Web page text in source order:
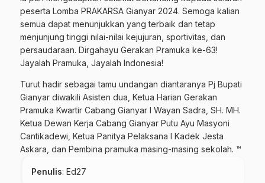
peserta Lomba PRAKARSA Gianyar 2024. Semoga kalian
semua dapat menunjukkan yang terbaik dan tetap
menjunjung tinggi nilai-nilai kejujuran, sportivitas, dan
persaudaraan. Dirgahayu Gerakan Pramuka ke-63!
Jayalah Pramuka, Jayalah Indonesia!
Turut hadir sebagai tamu undangan diantaranya Pj Bupati
Gianyar diwakili Asisten dua, Ketua Harian Gerakan
Pramuka Kwartir Cabang Gianyar I Wayan Sadra, SH. MH.
Ketua Dewan Kerja Cabang Gianyar Putu Ayu Masyoni
Cantikadewi, Ketua Panitya Pelaksana I Kadek Jesta
Askara, dan Pembina pramuka masing-masing sekolah. ™
Penulis: Ed27